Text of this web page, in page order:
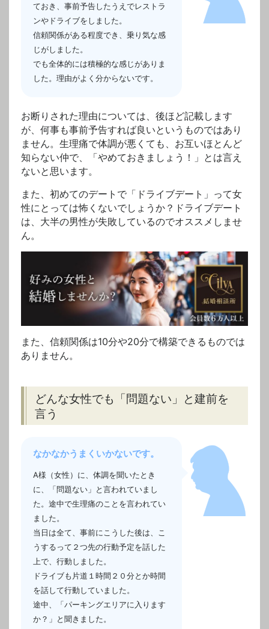
ておき、事前予告したうえでレストラ
ンやドライブをしました。
信頼関係がある程度でき、乗り気な感
じがしました。
でも全体的には積極的な感じがありま
した。理由がよく分からないです。
お断りされた理由については、後ほど記載します
が、何事も事前予告すれば良いというものではあり
ません。生理痛で体調が悪くても、お互いほとんど
知らない仲で、「やめておきましょう！」とは言え
ないと思います。
また、初めてのデートで「ドライブデート」って女
性にとっては怖くないでしょうか？ドライブデート
は、大半の男性が失敗しているのでオススメしませ
ん。
また、信頼関係は10分や20分で構築できるものでは
ありません。
どんな女性でも「問題ない」と建前を
言う
なかなかうまくいかないです。
A様（女性）に、体調を聞いたとき
に、「問題ない」と言われていまし
た。途中で生理痛のことを言われてい
ました。
当日は全て、事前にこうした後は、こ
うするって２つ先の行動予定を話した
上で、行動しました。
ドライブも片道１時間２０分とか時間
を話して行動していました。
途中、「パーキングエリアに入ります
か？」と聞きました。